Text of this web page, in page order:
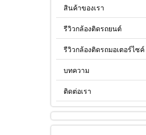
สินค้าของเรา
รีวิวกล้องติดรถยนต์
รีวิวกล้องติดรถมอเตอร์ไซค์
บทความ
ติดต่อเรา